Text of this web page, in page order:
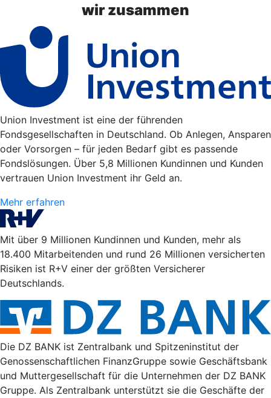
wir zusammen
Union Investment ist eine der führenden
Fondsgesellschaften in Deutschland. Ob Anlegen, Ansparen
oder Vorsorgen – für jeden Bedarf gibt es passende
Fondslösungen. Über 5,8 Millionen Kundinnen und Kunden
vertrauen Union Investment ihr Geld an.
Mehr erfahren
Mit über 9 Millionen Kundinnen und Kunden, mehr als
18.400 Mitarbeitenden und rund 26 Millionen versicherten
Risiken ist R+V einer der größten Versicherer
Deutschlands.
Die DZ BANK ist Zentralbank und Spitzeninstitut der
Genossenschaftlichen FinanzGruppe sowie Geschäftsbank
und Muttergesellschaft für die Unternehmen der DZ BANK
Gruppe. Als Zentralbank unterstützt sie die Geschäfte der